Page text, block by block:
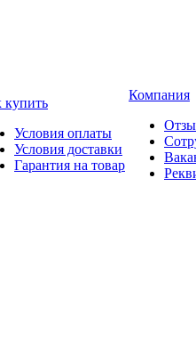
купить
Условия оплаты
Условия доставки
Гарантия на товар
Компания